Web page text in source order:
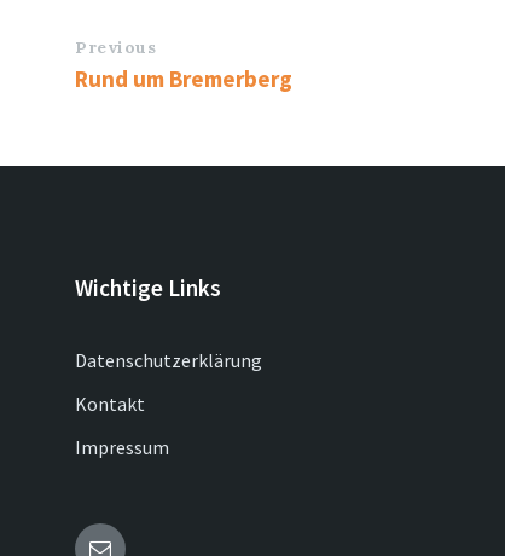
Previous
Rund um Bremerberg
Wichtige Links
Datenschutzerklärung
Kontakt
Impressum
Email